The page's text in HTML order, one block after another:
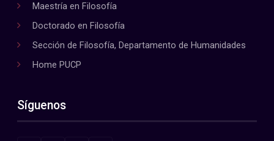
Maestría en Filosofía
Doctorado en Filosofía
Sección de Filosofía, Departamento de Humanidades
Home PUCP
Síguenos